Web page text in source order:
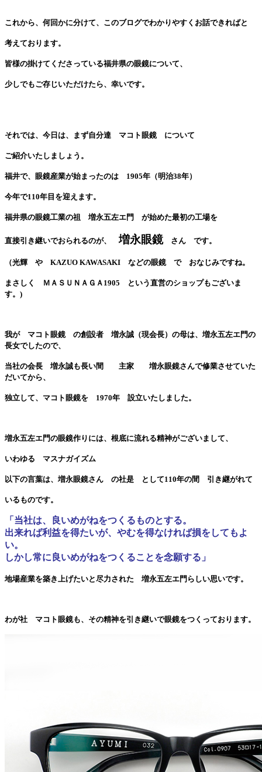
これから、何回かに分けて、このブログでわかりやすくお話できればと
考えております。
皆様の掛けてくださっている福井県の眼鏡について、
少しでもご存じいただけたら、幸いです。
それでは、今日は、まず自分達 マコト眼鏡 について
ご紹介いたしましょう。
福井で、眼鏡産業が始まったのは 1905年（明治38年）
今年で110年目を迎えます。
福井県の眼鏡工業の祖 増永五左エ門 が始めた最初の工場を
直接引き継いでおられるのが、増永眼鏡さん です。
（光輝 や KAZUO KAWASAKI などの眼鏡 で おなじみですね。
まさしく ＭＡＳＵＮＡＧＡ1905 という直営のショップもございま
す。)
我が マコト眼鏡 の創設者 増永誠（現会長）の母は、増永五左エ門の
長女でしたので、
当社の会長 増永誠も長い間 主家 増永眼鏡さんで修業させていた
だいてから、
独立して、マコト眼鏡を 1970年 設立いたしました。
増永五左エ門の眼鏡作りには、根底に流れる精神がございまして、
いわゆる マスナガイズム
以下の言葉は、増永眼鏡さん の社是 として110年の間 引き継がれて
いるものです。
「当社は、良いめがねをつくるものとする。
出来れば利益を得たいが、やむを得なければ損をしてもよ
い。
しかし常に良いめがねをつくることを念願する」
地場産業を築き上げたいと尽力された 増永五左エ門らしい思いです。
わが社 マコト眼鏡も、その精神を引き継いで眼鏡をつくっております。